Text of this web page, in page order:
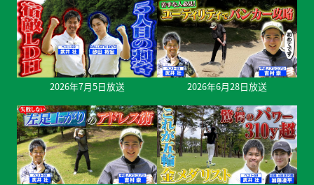
2026年7月5日放送 2026年6月28日放送